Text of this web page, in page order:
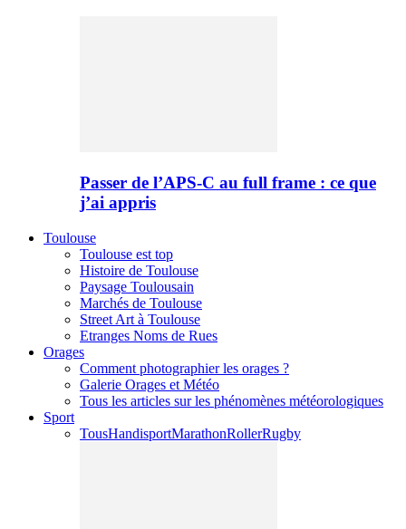
Passer de l’APS-C au full frame : ce que
j’ai appris
Toulouse
Toulouse est top
Histoire de Toulouse
Paysage Toulousain
Marchés de Toulouse
Street Art à Toulouse
Etranges Noms de Rues
Orages
Comment photographier les orages ?
Galerie Orages et Météo
Tous les articles sur les phénomènes météorologiques
Sport
TousHandisportMarathonRollerRugby